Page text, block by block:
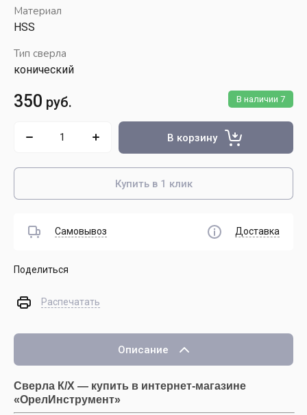
Материал
HSS
Тип сверла
конический
В наличии 7
350 руб.
В корзину
Купить в 1 клик
Самовывоз Доставка
Поделиться
Распечатать
Описание
Сверла К/Х — купить в интернет-магазине
«ОрелИнструмент»